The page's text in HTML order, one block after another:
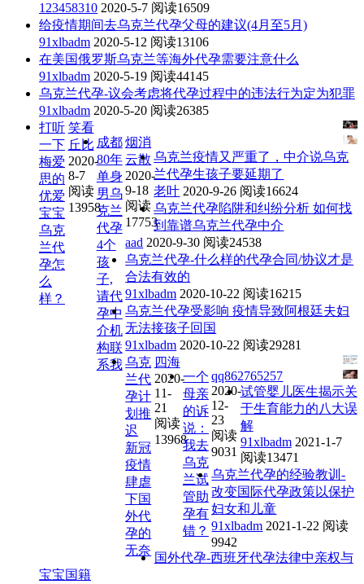
123458310 2020-5-7 阅读16509
给疫情期间去乌克兰代孕父母的建议(4月至5月)
91xlbadm 2020-5-12 阅读13106
在美国俄罗斯乌克兰等海外代孕需要注意什么
91xlbadm 2020-5-19 阅读44145
乌克兰代孕-议会考虑将代孕过程中的违法行为定为犯罪
91xlbadm 2020-5-20 阅读26385
打听
一下
梅爱
思的
优爱
宝宝
乌克
兰代
孕怎
么
样？
笑看
丘比
2020-
8-7
阅读
13958
成都
80年
单身
男乌
克兰
代孕
4个
孩
子,
请代
孕中
介机
构联
系我
烟消
云散
2020-
9-18
阅读
17753
乌克兰疫情又严重了，中介说乌克
兰代孕生孩子要延期了
老叶 2020-9-26 阅读16624
乌克兰代孕陷阱和纠纷分析 如何找
到靠谱乌克兰代孕中介
aad 2020-9-30 阅读24538
乌克兰代孕-什么样的代孕合同/协议才是
合法有效的
91xlbadm 2020-10-22 阅读16215
乌克兰代孕受影响 疫情导致阿根廷夫妇
无法接孩子回国
91xlbadm 2020-10-22 阅读29281
乌克
兰代
孕计
划推
迟
新冠
疫情
肆虐
下国
外代
孕的
无奈
四海
2020-
11-
21
阅读
13968
一个
母亲
的诉
说：
我去
乌克
兰试
管助
孕有
错？
qq862765257
2020-
12-
23
阅读
9031
试管婴儿医生揭示关
于生育能力的八大误
解
91xlbadm 2021-1-7
阅读13471
乌克兰代孕的经验教训-
改变国际代孕政策以保护
妇女和儿童
91xlbadm 2021-1-22 阅读
9942
国外代孕-西班牙代孕法律中亲权与
宝宝国籍